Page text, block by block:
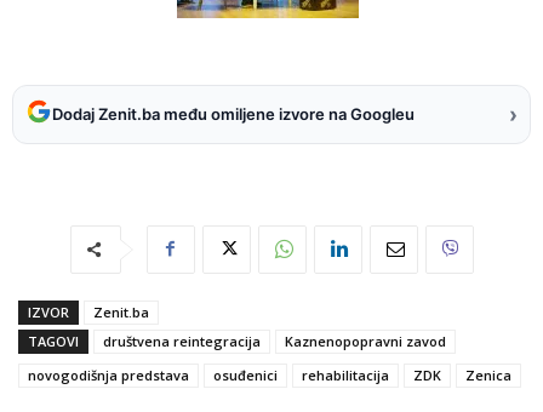
Dodaj Zenit.ba među omiljene izvore na Googleu ›
IZVOR
Zenit.ba
TAGOVI
društvena reintegracija
Kaznenopopravni zavod
novogodišnja predstava
osuđenici rehabilitacija ZDK Zenica